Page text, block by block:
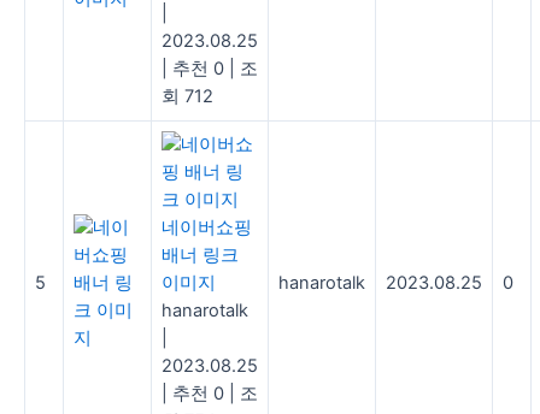
2023.08.25
추천 0
조
회 712
5
네이버쇼핑
배너 링크
이미지
hanarotalk
2023.08.25
추천 0
조
hanarotalk 2023.08.25 0